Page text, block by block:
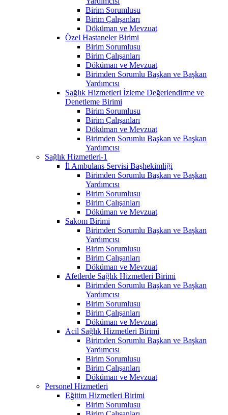
Birim Sorumlusu
Birim Çalışanları
Döküman ve Mevzuat
Özel Hastaneler Birimi
Birim Sorumlusu
Birim Çalışanları
Döküman ve Mevzuat
Birimden Sorumlu Başkan ve Başkan
Yardımcısı
Sağlık Hizmetleri İzleme Değerlendirme ve
Denetleme Birimi
Birim Sorumlusu
Birim Çalışanları
Döküman ve Mevzuat
Birimden Sorumlu Başkan ve Başkan
Yardımcısı
Sağlık Hizmetleri-1
İl Ambulans Servisi Başhekimliği
Birimden Sorumlu Başkan ve Başkan
Yardımcısı
Birim Sorumlusu
Birim Çalışanları
Döküman ve Mevzuat
Sakom Birimi
Birimden Sorumlu Başkan ve Başkan
Yardımcısı
Birim Sorumlusu
Birim Çalışanları
Döküman ve Mevzuat
Afetlerde Sağlık Hizmetleri Birimi
Birimden Sorumlu Başkan ve Başkan
Yardımcısı
Birim Sorumlusu
Birim Çalışanları
Döküman ve Mevzuat
Acil Sağlık Hizmetleri Birimi
Birimden Sorumlu Başkan ve Başkan
Yardımcısı
Birim Sorumlusu
Birim Çalışanları
Döküman ve Mevzuat
Personel Hizmetleri
Eğitim Hizmetleri Birimi
Birim Sorumlusu